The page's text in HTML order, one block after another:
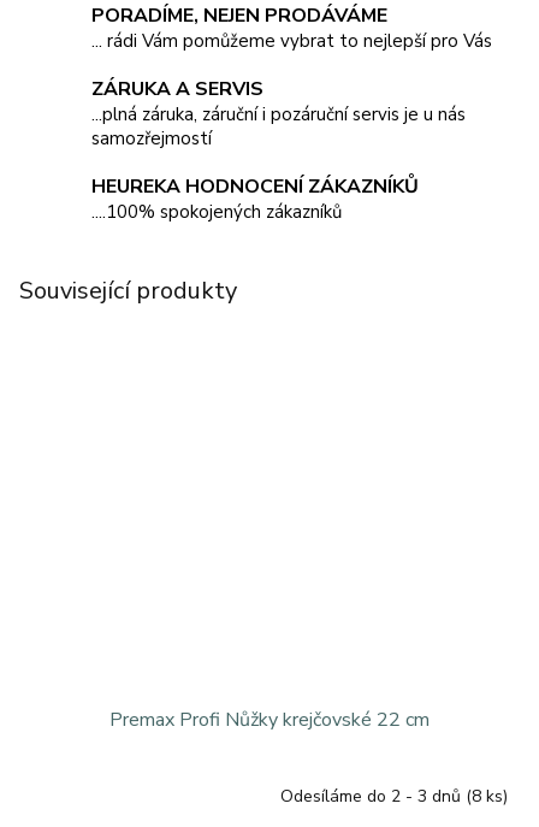
PORADÍME, NEJEN PRODÁVÁME
... rádi Vám pomůžeme vybrat to nejlepší pro Vás
ZÁRUKA A SERVIS
...plná záruka, záruční i pozáruční servis je u nás
samozřejmostí
HEUREKA HODNOCENÍ ZÁKAZNÍKŮ
....100% spokojených zákazníků
Související produkty
Premax Profi Nůžky krejčovské 22 cm
Odesíláme do 2 - 3 dnů (8 ks)